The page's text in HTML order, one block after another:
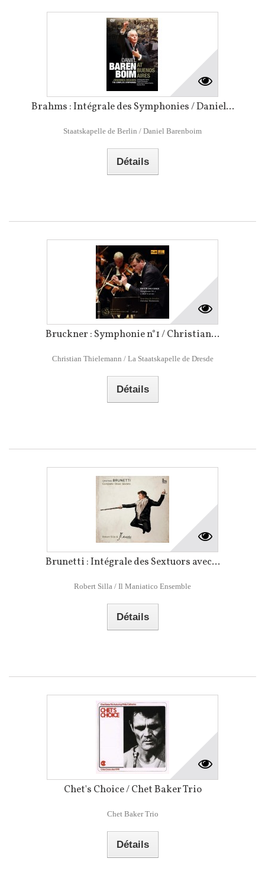
Brahms : Intégrale des Symphonies / Daniel...
Staatskapelle de Berlin / Daniel Barenboim
Détails
Bruckner : Symphonie n°1 / Christian...
Christian Thielemann / La Staatskapelle de Dresde
Détails
Brunetti : Intégrale des Sextuors avec...
Robert Silla / Il Maniatico Ensemble
Détails
Chet's Choice / Chet Baker Trio
Chet Baker Trio
Détails